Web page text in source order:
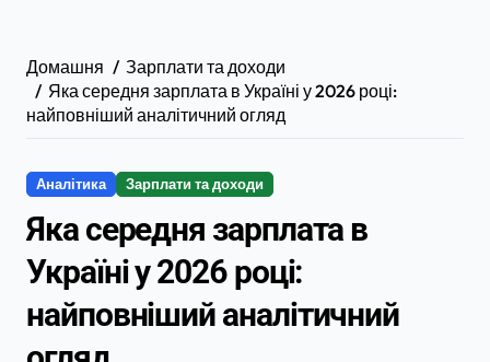
Домашня
Зарплати та доходи
Яка середня зарплата в Україні у 2026 році:
найповніший аналітичний огляд
Аналітика Зарплати та доходи
Яка середня зарплата в
Україні у 2026 році:
найповніший аналітичний